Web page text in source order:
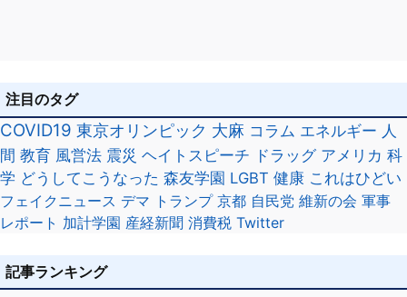
注目のタグ
COVID19 東京オリンピック 大麻 コラム エネルギー 人
間 教育 風営法 震災 ヘイトスピーチ ドラッグ アメリカ 科
学 どうしてこうなった 森友学園 LGBT 健康 これはひどい
フェイクニュース デマ トランプ 京都 自民党 維新の会 軍事
レポート 加計学園 産経新聞 消費税 Twitter
記事ランキング